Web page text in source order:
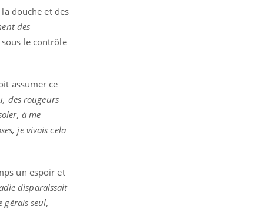
douche et des
des
le contrôle
assumer ce
des rougeurs
à me
je vivais cela
un espoir et
disparaissait
gérais seul,